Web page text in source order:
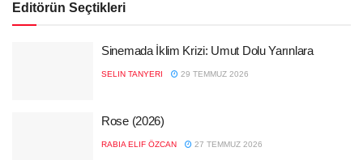
Editörün Seçtikleri
Sinemada İklim Krizi: Umut Dolu Yarınlara
SELIN TANYERI 29 TEMMUZ 2026
Rose (2026)
RABIA ELIF ÖZCAN 27 TEMMUZ 2026